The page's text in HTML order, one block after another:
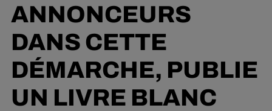
ANNONCEURS
DANS CETTE
DÉMARCHE, PUBLIE
UN LIVRE BLANC